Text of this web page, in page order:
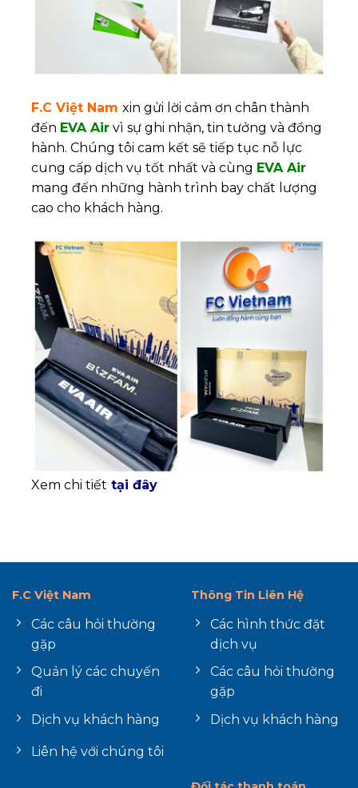
F.C Việt Nam xin gửi lời cảm ơn chân thành
đến EVA Air vì sự ghi nhận, tin tưởng và đồng
hành. Chúng tôi cam kết sẽ tiếp tục nỗ lực
cung cấp dịch vụ tốt nhất và cùng EVA Air
mang đến những hành trình bay chất lượng
cao cho khách hàng.
Xem chi tiết tại đây
F.C Việt Nam
Các câu hỏi thường
gặp
Quản lý các chuyến
đi
Dịch vụ khách hàng
Liên hệ với chúng tôi
Thông Tin Liên Hệ
Các hình thức đặt
dịch vụ
Các câu hỏi thường
gặp
Dịch vụ khách hàng